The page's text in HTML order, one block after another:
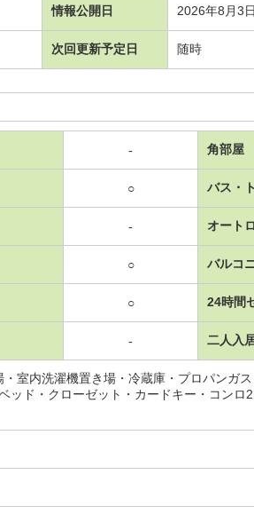
情報公開日 2026年8月3日
次回更新予定日 随時
- 角部屋
○ バス・
- オート
○ バルコ
○ 24時間
- 二人入
室内洗濯機置き場・冷蔵庫・プロパンガ
ッド・クローゼット・カードキー・コンロ